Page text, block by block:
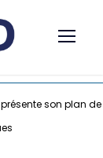
son plan de